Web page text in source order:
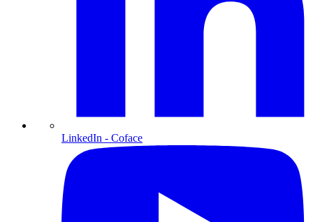
LinkedIn - Coface